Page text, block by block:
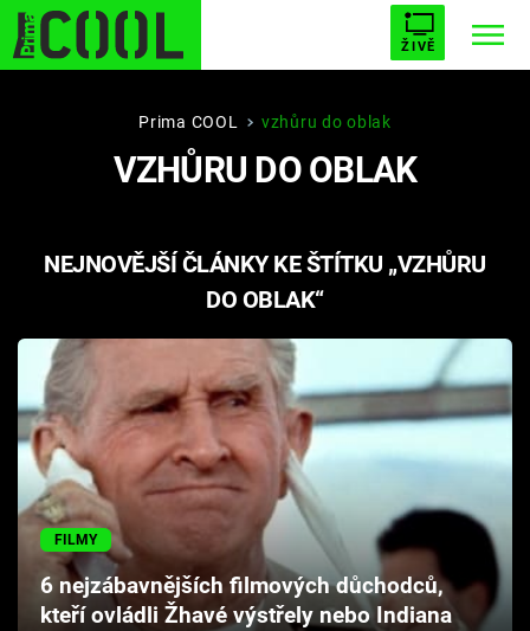
ŽIVĚ
STARHOUSE BUFFY, PŘEMOŽITELKA UPÍRŮ
PLNEJ KOTEL AVENGERS 5
Filmy
Seriály
Hry
Cool Esport
Pořady
Prima COOL vzhůru do oblak
VZHŮRU DO OBLAK
NEJNOVĚJŠÍ ČLÁNKY KE ŠTÍTKU „VZHŮRU
DO OBLAK“
FILMY
6 nejzábavnějších filmových důchodců,
kteří ovládli Žhavé výstřely nebo Indiana